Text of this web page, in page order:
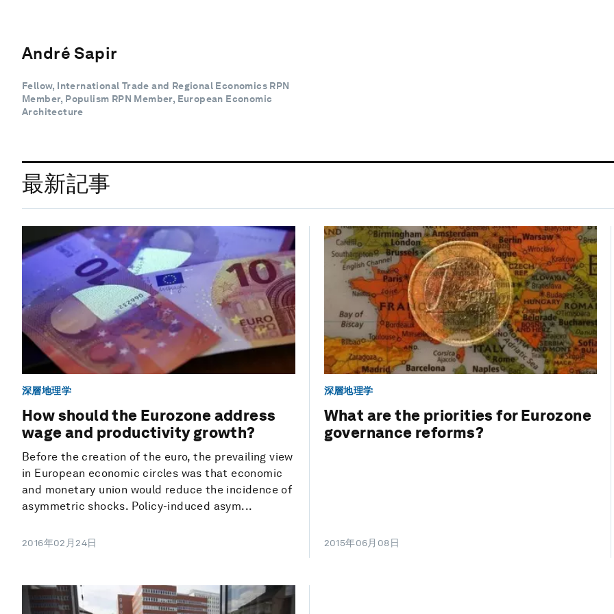
André Sapir
Fellow, International Trade and Regional Economics RPN
Member, Populism RPN Member, European Economic
Architecture
最新記事
深層地理学
How should the Eurozone address
wage and productivity growth?
Before the creation of the euro, the prevailing view
in European economic circles was that economic
and monetary union would reduce the incidence of
asymmetric shocks. Policy-induced asym...
2016年02月24日
深層地理学
What are the priorities for Eurozone
governance reforms?
2015年06月08日